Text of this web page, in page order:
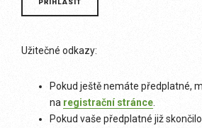
Užitečné odkazy:
Pokud ještě nemáte předplatné,
na registrační stránce
Pokud vaše předplatné již